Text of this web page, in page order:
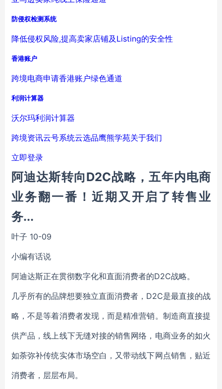
防侵权检测系统
降低侵权风险,提高卖家店铺及Listing的安全性
香港账户
跨境电商申请香港账户绿色通道
利润计算器
沃尔玛利润计算器
跨境资讯云号系统云选品鹰熊学苑关于我们
立即登录
阿迪达斯转向D2C战略，五年内电商
业务翻一番！近期又开启了转售业
务...
叶子 10-09
小编有话说
阿迪达斯正在贯彻数字化和直面消费者的D2C战略。
几乎所有的品牌想要独立直面消费者，D2C是最直接的战
略，不是等着消费者发现，而是精准营销。制造商直接提
供产品，线上线下无缝对接的销售网络，电商业务的如火
如荼弥补传统实体市场空白，又带动线下网点销售，贴近
消费者，层层布局。